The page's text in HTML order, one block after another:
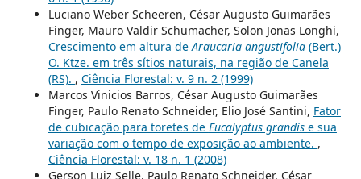
Luciano Weber Scheeren, César Augusto Guimarães
Finger, Mauro Valdir Schumacher, Solon Jonas Longhi,
Crescimento em altura de Araucaria angustifolia(Bert.)
O. Ktze. em três sítios naturais, na região de Canela
(RS). , Ciência Florestal: v. 9 n. 2 (1999)
Marcos Vinicios Barros, César Augusto Guimarães
Finger, Paulo Renato Schneider, Elio José Santini, Fator
de cubicação para toretes de Eucalyptus grandis e sua
variação com o tempo de exposição ao ambiente. ,
Ciência Florestal: v. 18 n. 1 (2008)
Gerson Luiz Selle, Paulo Renato Schneider, César